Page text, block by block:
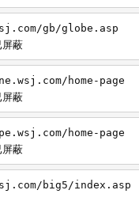
gb/globe.asp
屏蔽
home-page
屏蔽
home-page
屏蔽
big5/index.asp